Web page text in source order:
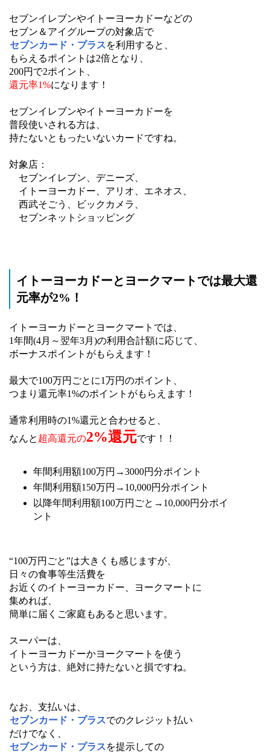
セブンイレブンやイトーヨーカドーなどの
セブン＆アイグループの対象店で
セブンカード・プラスを利用すると、
もらえるポイントは2倍となり、
200円で2ポイント、
還元率1%になります！
セブンイレブンやイトーヨーカドーを
普段使いされる方は、
持たないともったいないカードですね。
対象店：
セブンイレブン、デニーズ、
イトーヨーカドー、アリオ、エネオス、
西武そごう、ビックカメラ、
セブンネットショッピング
イトーヨーカドーとヨークマートでは最大還
元率が2%！
イトーヨーカドーとヨークマートでは、
1年間(4月～翌年3月)の利用合計額に応じて、
ボーナスポイントがもらえます！
最大で100万円ごとに1万円のポイント、
つまり還元率1%のポイントがもらえます！
通常利用時の1%還元と合わせると、
なんと 超高還元の2%還元です！！
年間利用額100万円→3000円分ポイント
年間利用額150万円→10,000円分ポイント
以降年間利用額100万円ごと→10,000円分ポイ
ント
“100万円ごと”は大きくも感じますが、
日々の食事等生活費を
お近くのイトーヨーカドー、ヨークマートに
集めれば、
簡単に届くご家庭もあると思います。
スーパーは、
イトーヨーカドーかヨークマートを使う
という方は、絶対に持たないと損ですね。
なお、支払いは、
セブンカード・プラスでのクレジット払い
だけでなく、
セブンカード・プラスを提示しての